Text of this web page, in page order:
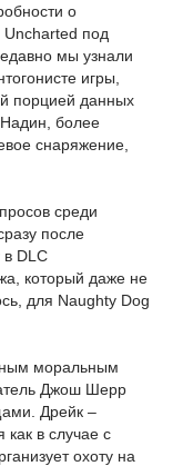
о
под
мы узнали
игры,
порцией данных
более
снаряжение,
среди
после
в DLC
который даже не
для Naughty Dog
моральным
Джош Шерр
Дрейк –
в случае с
охоту на